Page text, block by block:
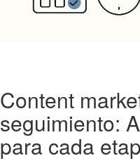
Content
seguimiento:
para cada